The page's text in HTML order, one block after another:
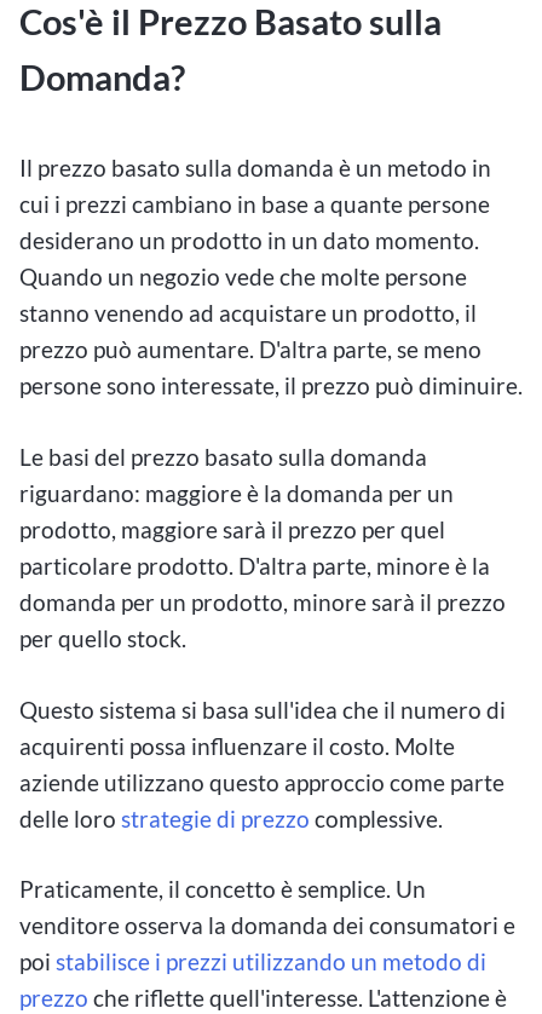
Cos'è il Prezzo Basato sulla
Domanda?
Il prezzo basato sulla domanda è un metodo in
cui i prezzi cambiano in base a quante persone
desiderano un prodotto in un dato momento.
Quando un negozio vede che molte persone
stanno venendo ad acquistare un prodotto, il
prezzo può aumentare. D'altra parte, se meno
persone sono interessate, il prezzo può diminuire.
Le basi del prezzo basato sulla domanda
riguardano: maggiore è la domanda per un
prodotto, maggiore sarà il prezzo per quel
particolare prodotto. D'altra parte, minore è la
domanda per un prodotto, minore sarà il prezzo
per quello stock.
Questo sistema si basa sull'idea che il numero di
acquirenti possa influenzare il costo. Molte
aziende utilizzano questo approccio come parte
delle loro strategie di prezzo complessive.
Praticamente, il concetto è semplice. Un
venditore osserva la domanda dei consumatori e
poi stabilisce i prezzi utilizzando un metodo di
prezzo che riflette quell'interesse. L'attenzione è